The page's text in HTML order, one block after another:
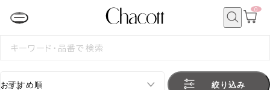
カ
0
検
絞り込み